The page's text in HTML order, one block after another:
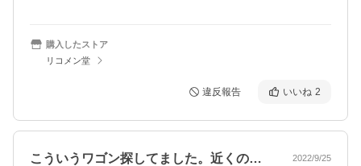
購入したストア
リコメン堂
違反報告 いいね 2
こういうワゴン探してました。近くのホー… 2022/9/25